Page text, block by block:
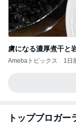
虜になる濃厚煮干と
Amebaトピックス 1日
トップブロガー